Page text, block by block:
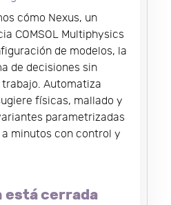
cómo Nexus, un
COMSOL Multiphysics
de modelos, la
de decisiones sin
Automatiza
físicas, mallado y
parametrizadas
minutos con control y
está cerrada